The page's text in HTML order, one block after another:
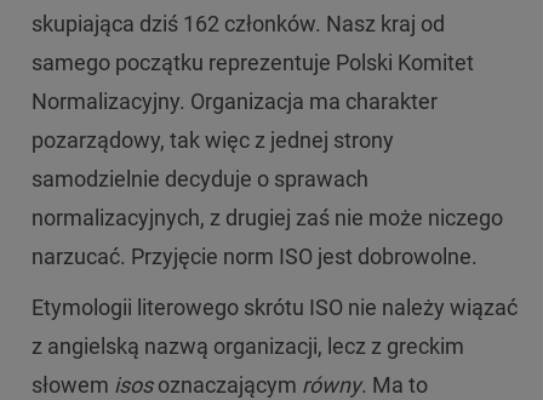
skupiająca dziś 162 członków. Nasz kraj od
samego początku reprezentuje Polski Komitet
Normalizacyjny. Organizacja ma charakter
pozarządowy, tak więc z jednej strony
samodzielnie decyduje o sprawach
normalizacyjnych, z drugiej zaś nie może niczego
narzucać. Przyjęcie norm ISO jest dobrowolne.
Etymologii literowego skrótu ISO nie należy wiązać
z angielską nazwą organizacji, lecz z greckim
słowem isosoznaczającym równy. Ma to